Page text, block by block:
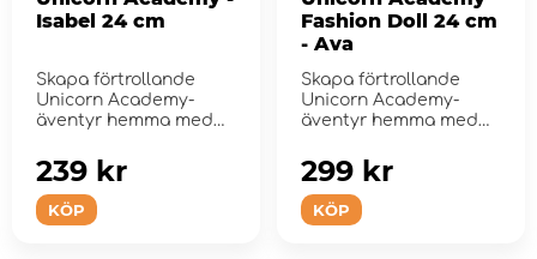
Isabel 24 cm
Skapa förtrollande
Unicorn Academy-
äventyr hemma med
KÖP
239 kr
Fashion Doll 24 cm
- Ava
Skapa förtrollande
Unicorn Academy-
äventyr hemma med
KÖP
299 kr